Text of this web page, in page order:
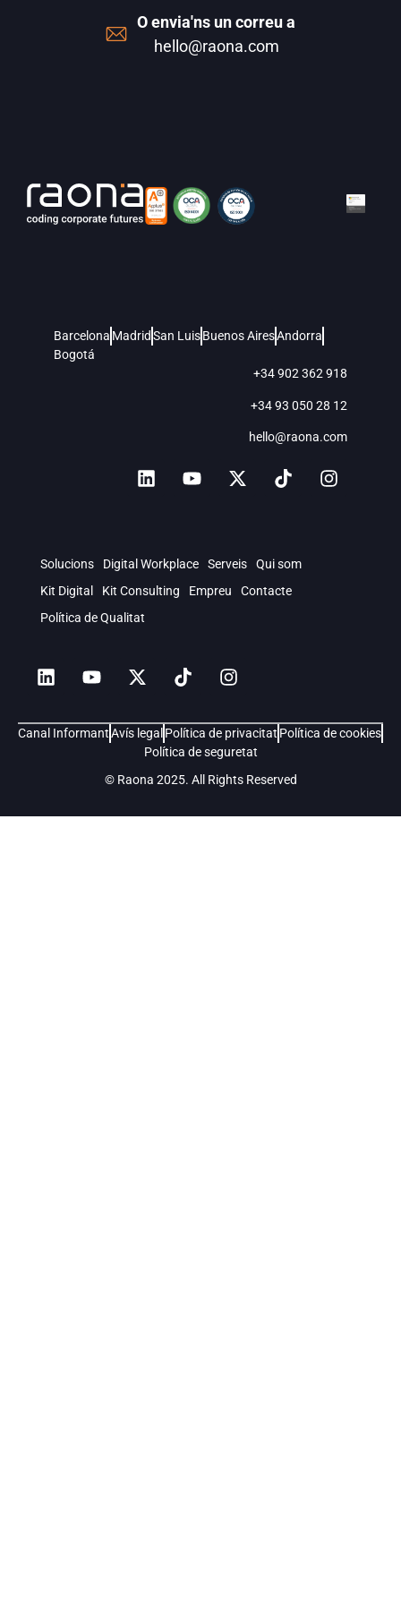
O envia'ns un correu a
hello@raona.com
Barcelona MadridSan LuisBuenos AiresAndorra
Bogotá
+34 902 362 918
+34 93 050 28 12
hello@raona.com
Solucions Digital Workplace Serveis
Qui som
Kit Digital
Kit Consulting Empreu
Contacte
Política de Qualitat
© Raona 2025. All Rights Reserved
Canal InformantAvís legal Política de privacitat Política de cookies
Política de seguretat